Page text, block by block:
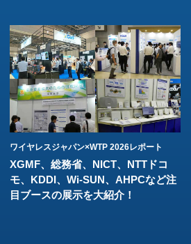
ワイヤレスジャパン×WTP 2026レポート
XGMF、総務省、NICT、NTTドコ
モ、KDDI、Wi-SUN、AHPCなど注
目ブースの展示を大紹介！